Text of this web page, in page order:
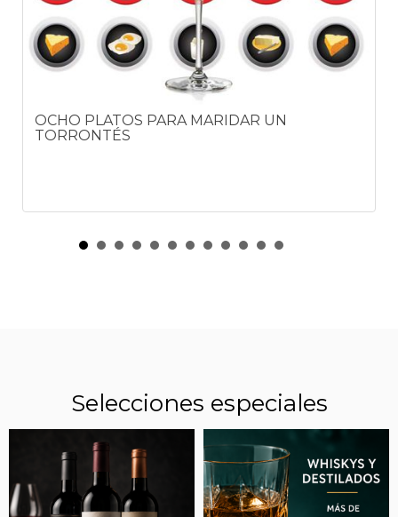
OCHO PLATOS PARA MARIDAR UN
TORRONTÉS
6 TRUCOS PARA CONSERVAR UNA BOTELLA
DE VINO ABIERTA
Selecciones especiales